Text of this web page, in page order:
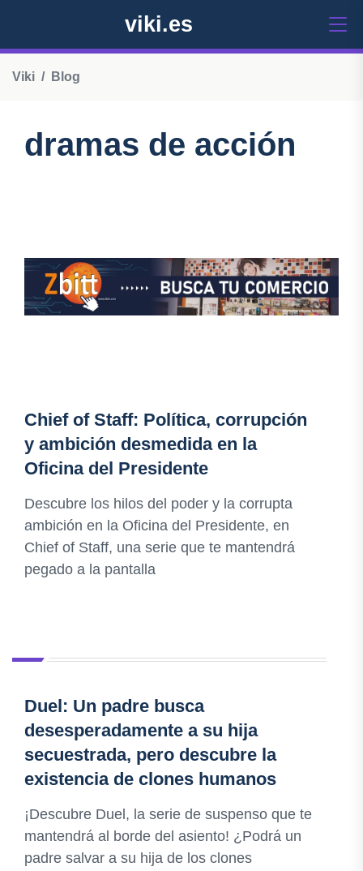
viki.es
Viki Blog
dramas de acción
Chief of Staff: Política, corrupción
y ambición desmedida en la
Oficina del Presidente
Descubre los hilos del poder y la corrupta
ambición en la Oficina del Presidente, en
Chief of Staff, una serie que te mantendrá
pegado a la pantalla
Duel: Un padre busca
desesperadamente a su hija
secuestrada, pero descubre la
existencia de clones humanos
¡Descubre Duel, la serie de suspenso que te
mantendrá al borde del asiento! ¿Podrá un
padre salvar a su hija de los clones